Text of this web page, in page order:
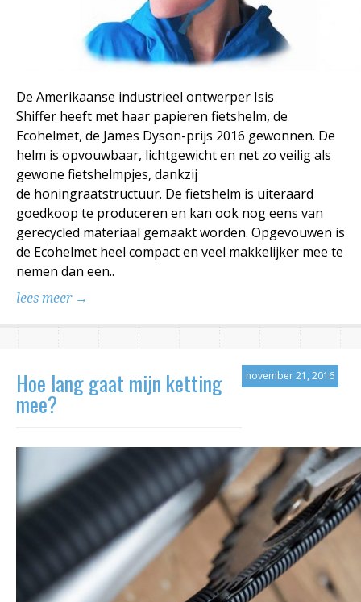
De Amerikaanse industrieel ontwerper Isis
Shiffer heeft met haar papieren fietshelm, de
Ecohelmet, de James Dyson-prijs 2016 gewonnen. De
helm is opvouwbaar, lichtgewicht en net zo veilig als
gewone fietshelmpjes, dankzij
de honingraatstructuur. De fietshelm is uiteraard
goedkoop te produceren en kan ook nog eens van
gerecycled materiaal gemaakt worden. Opgevouwen is
de Ecohelmet heel compact en veel makkelijker mee te
nemen dan een..
lees meer →
november 21, 2016
Hoe lang gaat mijn ketting
mee?